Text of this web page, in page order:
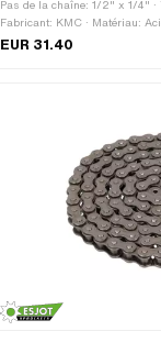
Pas de la chaîne: 1/2" x 1/4" ·
Fabricant: KMC · Matériau:
Circonférence de roulement:
EUR 31.40